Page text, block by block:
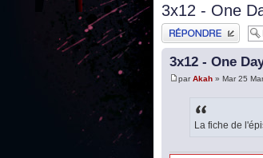
3x12 - One
Publier une réponse
3x12 - One
parAkah » Mar 25
La fiche de